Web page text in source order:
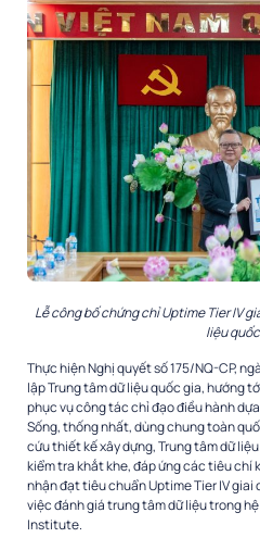
Lễ công bố chứng chỉ Uptime Tier IV
liệu
Thực hiện Nghị quyết số 175/NQ-CP,
lập Trung tâm dữ liệu quốc gia, hướng
phục vụ công tác chỉ đạo điều hành
Sống, thống nhất, dùng chung toàn
cứu thiết kế xây dựng, Trung tâm dữ
kiểm tra khắt khe, đáp ứng các tiêu
nhận đạt tiêu chuẩn Uptime Tier IV
việc đánh giá trung tâm dữ liệu trong
Institute.